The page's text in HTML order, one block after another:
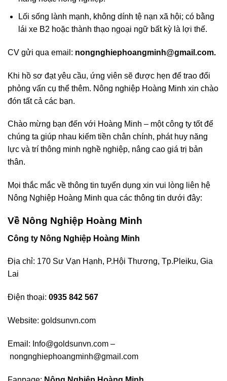
Lối sống lành mạnh, không dính tệ nạn xã hội; có bằng
lái xe B2 hoặc thành thạo ngoại ngữ bất kỳ là lợi thế.
CV gửi qua email: nongnghiephoangminh@gmail.com.
Khi hồ sơ đạt yêu cầu, ứng viên sẽ được hẹn để trao đổi
phỏng vấn cụ thể thêm. Nông nghiệp Hoàng Minh xin chào
đón tất cả các bạn.
Chào mừng bạn đến với Hoàng Minh – một công ty tốt để
chúng ta giúp nhau kiếm tiền chân chính, phát huy năng
lực và trí thông minh nghề nghiệp, nâng cao giá trị bản
thân.
Mọi thắc mắc về thông tin tuyển dụng xin vui lòng liên hệ
Nông Nghiệp Hoàng Minh qua các thông tin dưới đây:
Về Nông Nghiệp Hoàng Minh
Công ty Nông Nghiệp Hoàng Minh
Địa chỉ: 170 Sư Vạn Hạnh, P.Hội Thương, Tp.Pleiku, Gia
Lai
Điện thoại: 0935 842 567
Website: goldsunvn.com
Email: Info@goldsunvn.com –
nongnghiephoangminh@gmail.com